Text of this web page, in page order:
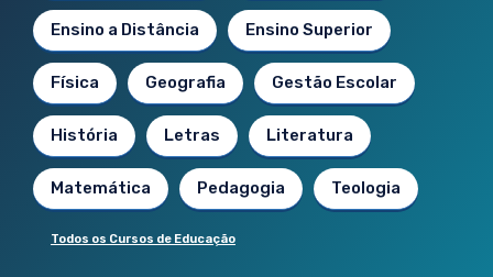
Ensino a Distância Ensino Superior
Física Geografia Gestão Escolar
História Letras Literatura
Matemática Pedagogia Teologia
Todos os Cursos de Educação